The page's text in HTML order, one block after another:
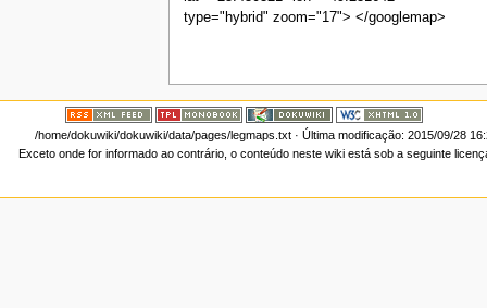
type="hybrid" zoom="17"> </googlemap>
/home/dokuwiki/dokuwiki/data/pages/legmaps.txt· Última modificação: 2015/09/28
Exceto onde for informado ao contrário, o conteúdo neste wiki está sob a seguinte